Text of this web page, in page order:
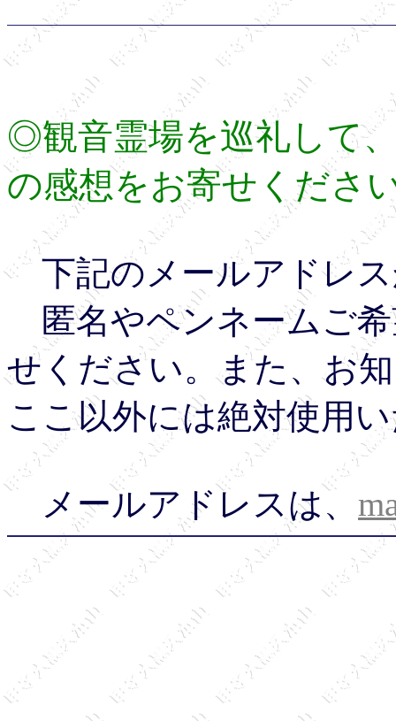
◎観音霊場を巡礼して
の感想をお寄せくださ
下記のメールアドレス
匿名やペンネームご
せください。また、お
ここ以外には絶対使用
メールアドレスは、